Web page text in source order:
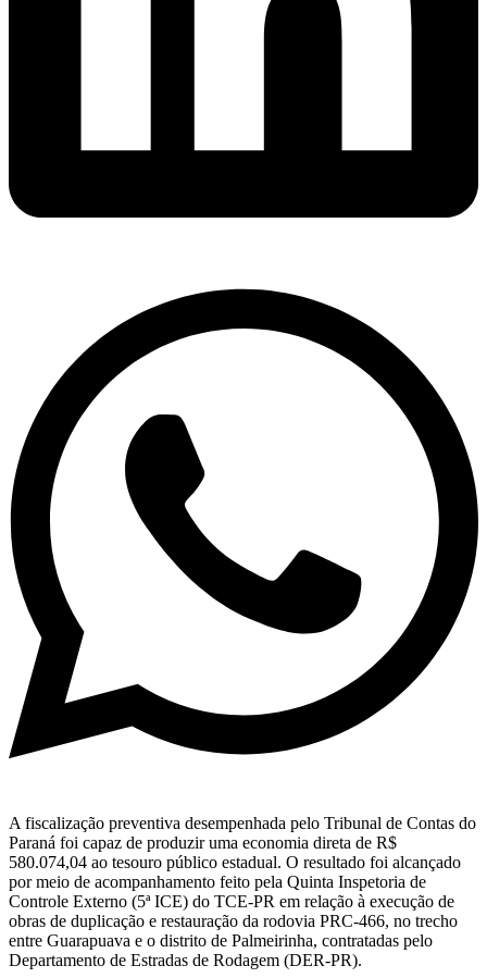
A fiscalização preventiva desempenhada pelo Tribunal de Contas do
Paraná foi capaz de produzir uma economia direta de R$
580.074,04 ao tesouro público estadual. O resultado foi alcançado
por meio de acompanhamento feito pela Quinta Inspetoria de
Controle Externo (5ª ICE) do TCE-PR em relação à execução de
obras de duplicação e restauração da rodovia PRC-466, no trecho
entre Guarapuava e o distrito de Palmeirinha, contratadas pelo
Departamento de Estradas de Rodagem (DER-PR).